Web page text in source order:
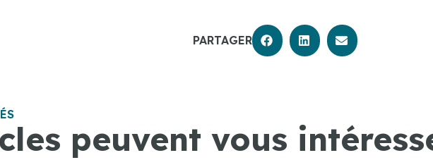
PARTAGER
peuvent vous